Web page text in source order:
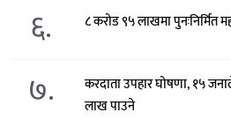
६. ८ करोड ९५ लाखमा पुनःनिर्मित
७.
करदाता उपहार घोषणा, १५
लाख पाउने